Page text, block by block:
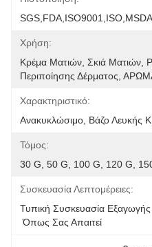
SGS,FDA,ISO9001,ISO,MSDA
Χρήση:
Κρέμα Ματιών, Σκιά Ματιών,
Περιποίησης Δέρματος,
Χαρακτηριστικό:
Ανακυκλώσιμο, Βάζο Λευκής
Τόμος:
30 G, 50 G, 100 G, 120 G,
Συσκευασία Λεπτομέρειες:
Τυπική Συσκευασία
Όπως Σας Απαιτεί